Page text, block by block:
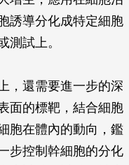
誘導分化成特定細胞
測試上。
，還需要進一步的深
面的標靶，結合細胞
胞在體內的動向，鑑
步控制幹細胞的分化